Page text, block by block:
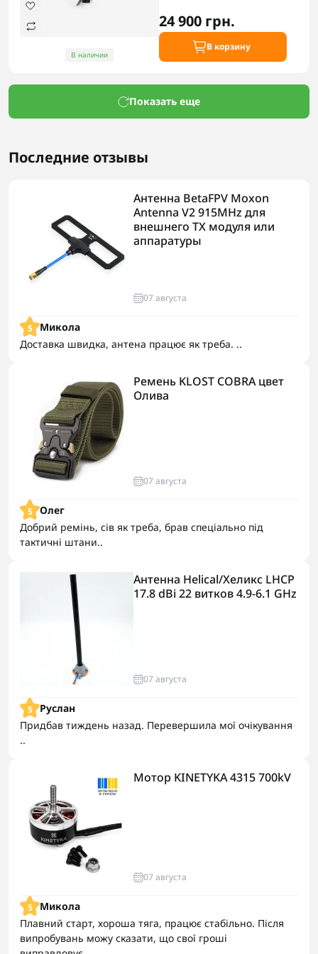
В наличии
24 900 грн.
В корзину
Показать еще
Последние отзывы
Антенна BetaFPV Moxon
Antenna V2 915MHz для
внешнего TX модуля или
аппаратуры
07 августа
5
Микола
Доставка швидка, антена працює як треба. ..
Ремень KLOST COBRA цвет
Олива
07 августа
5
Олег
Добрий ремінь, сів як треба, брав спеціально під
тактичні штани..
Антенна Helical/Хеликс LHCP
17.8 dBi 22 витков 4.9-6.1 GHz
07 августа
5
Руслан
Придбав тиждень назад. Перевершила мої очікування
..
Мотор KINETYKA 4315 700kV
07 августа
5
Микола
Плавний старт, хороша тяга, працює стабільно. Після
випробувань можу сказати, що свої гроші